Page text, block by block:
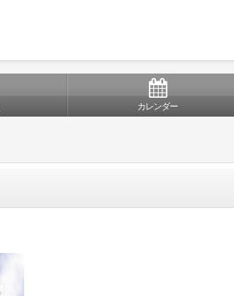
カレンダー